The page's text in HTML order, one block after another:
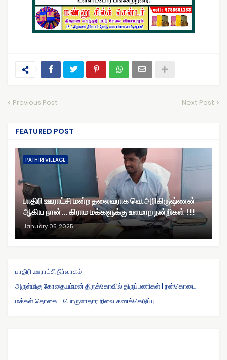
Previous Post Next Post
FEATURED POST
PATHIRI VILLAGE
பாதிரி ஊராட்சி மன்ற தலைவராக வெ.அரிகிருஷ்ணன்
ஆகிய நான்... கிராம மக்களுக்கு உளமாற நன்றிகள் !!!
January 05, 2025
பாதிரி ஊராட்சி நிர்வாகம்
அருள்மிகு கோதையம்மன் திருக்கோவில் திருப்பணிகள் | நன்கொடை
மக்கள் தொகை - பொருளாதார நிலை கணக்கெடுப்பு